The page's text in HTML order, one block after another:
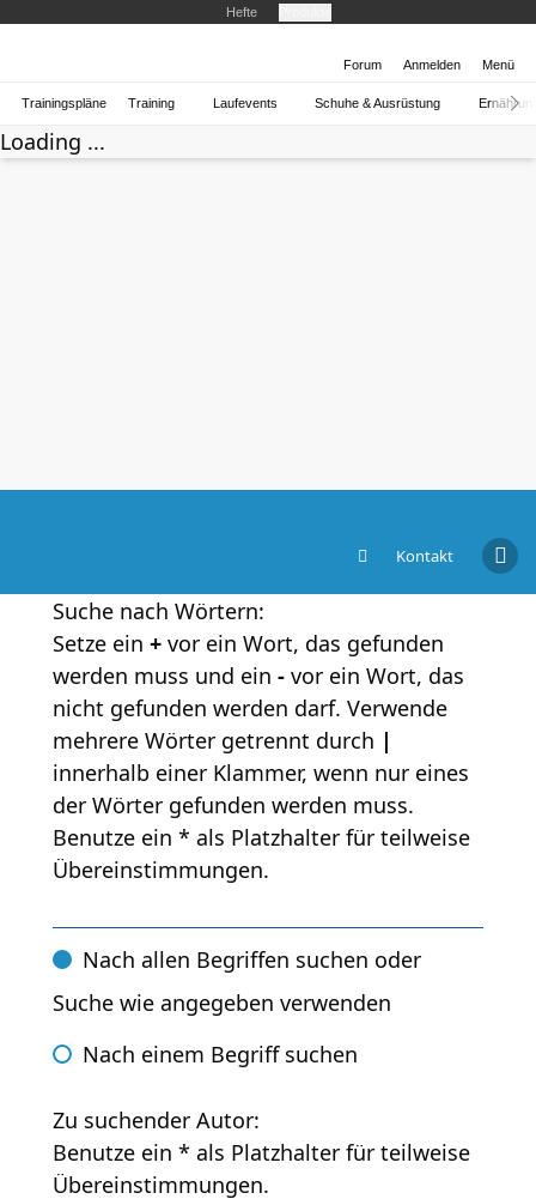
Hefte
Forum Anmelden Menü
Trainingspläne Training Laufevents Schuhe & Ausrüstung
Loading ...
Kontakt
Suche nach Wörtern:
Setze ein + vor ein Wort, das gefunden
werden muss und ein - vor ein Wort, das
nicht gefunden werden darf. Verwende
mehrere Wörter getrennt durch |
innerhalb einer Klammer, wenn nur eines
der Wörter gefunden werden muss.
Benutze ein * als Platzhalter für teilweise
Übereinstimmungen.
Nach allen Begriffen suchen oder
Suche wie angegeben verwenden
Nach einem Begriff suchen
Zu suchender Autor:
Benutze ein * als Platzhalter für teilweise
Übereinstimmungen.